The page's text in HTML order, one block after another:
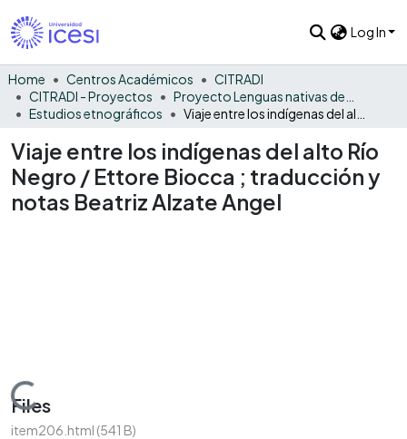
Log In
Home Centros Académicos
CITRADI
CITRADI - Proyectos
Estudios etnográficos
Viaje entre los indígenas del alto Río
Negro / Ettore Biocca ; traducción y
notas Beatriz Alzate Angel
Loading...
Files
item206.html (541 B)